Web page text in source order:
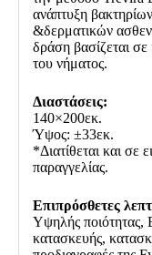
ανάπτυξη
&δερματικών
δράση βασίζεται
του νήματος.
Διαστάσεις:
140×200εκ.
Ύψος: ±33εκ.
*Διατίθεται και σε
παραγγελίας.
Επιπρόσθετες
Υψηλής ποιότητας,
κατασκευής,